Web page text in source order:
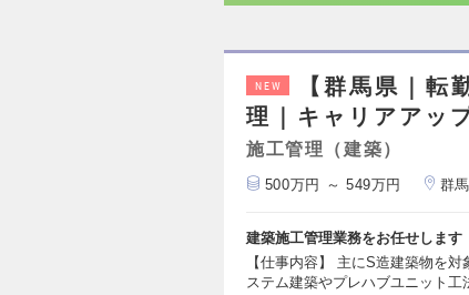
NEW
【群馬県｜転
理｜キャリアアッ
施工管理（建築）
500万円 ～ 549万円 群
建築施工管理業務をお任せします
【仕事内容】 主にS造建築物を
ステム建築やプレハブユニット